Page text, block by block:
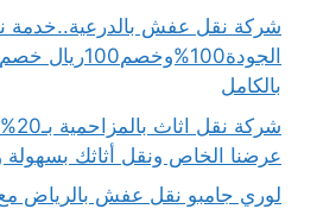
شركة نقل عفش بالدرعية..خدمة
بالكامل
عرضنا الخاص ونقل أثاثك بسهولة